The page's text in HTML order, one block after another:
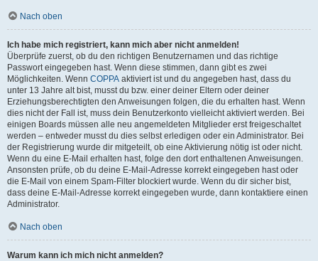
Nach oben
Ich habe mich registriert, kann mich aber nicht anmelden!
Überprüfe zuerst, ob du den richtigen Benutzernamen und das richtige
Passwort eingegeben hast. Wenn diese stimmen, dann gibt es zwei
Möglichkeiten. Wenn COPPA aktiviert ist und du angegeben hast, dass du
unter 13 Jahre alt bist, musst du bzw. einer deiner Eltern oder deiner
Erziehungsberechtigten den Anweisungen folgen, die du erhalten hast. Wenn
dies nicht der Fall ist, muss dein Benutzerkonto vielleicht aktiviert werden. Bei
einigen Boards müssen alle neu angemeldeten Mitglieder erst freigeschaltet
werden – entweder musst du dies selbst erledigen oder ein Administrator. Bei
der Registrierung wurde dir mitgeteilt, ob eine Aktivierung nötig ist oder nicht.
Wenn du eine E-Mail erhalten hast, folge den dort enthaltenen Anweisungen.
Ansonsten prüfe, ob du deine E-Mail-Adresse korrekt eingegeben hast oder
die E-Mail von einem Spam-Filter blockiert wurde. Wenn du dir sicher bist,
dass deine E-Mail-Adresse korrekt eingegeben wurde, dann kontaktiere einen
Administrator.
Nach oben
Warum kann ich mich nicht anmelden?